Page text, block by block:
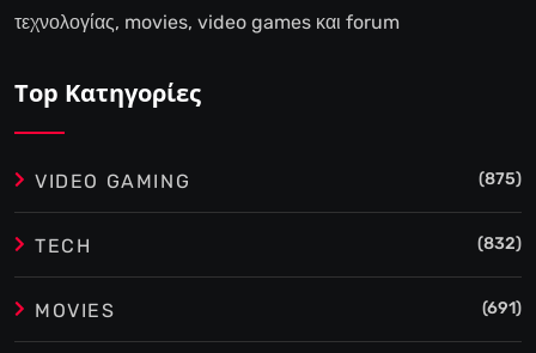
τεχνολογίας, movies, video games και forum
Top Κατηγορίες
VIDEO GAMING (875)
TECH (832)
MOVIES (691)